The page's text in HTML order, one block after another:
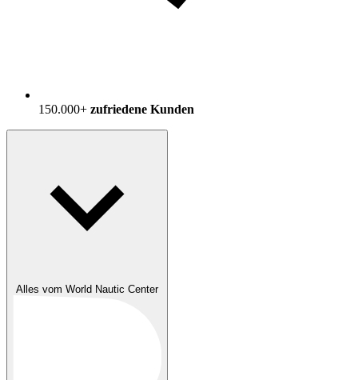
150.000+ zufriedene Kunden
Alles vom World Nautic Center